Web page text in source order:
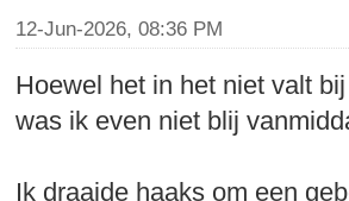
12-Jun-2026, 08:36 PM
Hoewel het in het niet valt
was ik even niet blij
Ik draaide haaks om een